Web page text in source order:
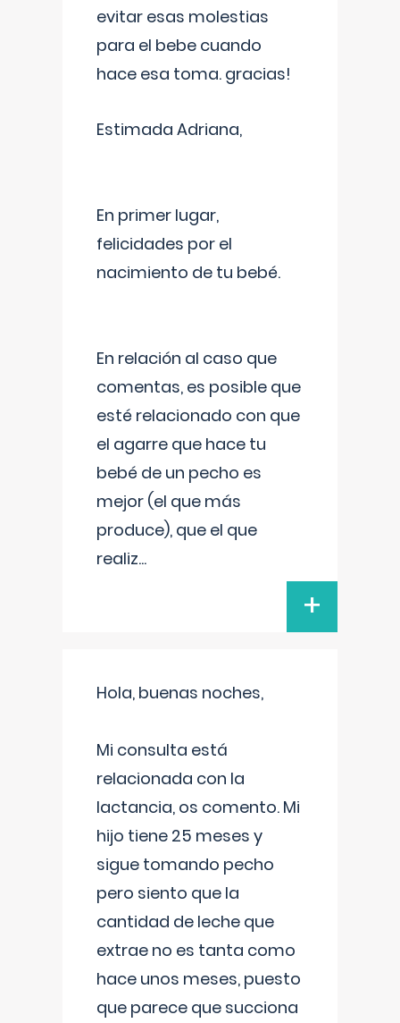
evitar esas molestias
para el bebe cuando
hace esa toma. gracias!
Estimada Adriana,
En primer lugar,
felicidades por el
nacimiento de tu bebé.
En relación al caso que
comentas, es posible que
esté relacionado con que
el agarre que hace tu
bebé de un pecho es
mejor (el que más
produce), que el que
realiz...
+
Hola, buenas noches,
Mi consulta está
relacionada con la
lactancia, os comento. Mi
hijo tiene 25 meses y
sigue tomando pecho
pero siento que la
cantidad de leche que
extrae no es tanta como
hace unos meses, puesto
que parece que succiona